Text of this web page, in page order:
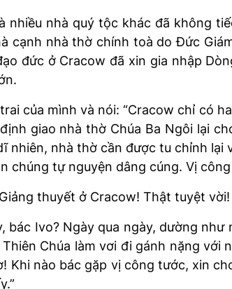
nhiều nhà quý tộc khác đã không
cạnh nhà thờ chính toà do Đức
đức ở Cracow đã xin gia nhập
của mình và nói: “Cracow chỉ có
giao nhà thờ Chúa Ba Ngôi lại
nhà thờ cần được tu chỉnh lại
chúng tự nguyện dâng cúng. Vị
thuyết ở Cracow! Thật tuyệt vời!
Ivo? Ngày qua ngày, dường
Chúa làm vơi đi gánh nặng với
Khi nào bác gặp vị công tước, xin